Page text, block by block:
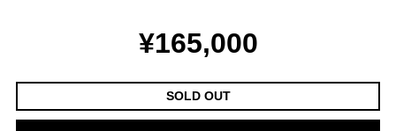
¥165,000
SOLD OUT